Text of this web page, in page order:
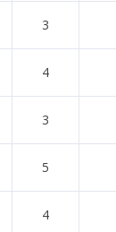
3
4
3
5
4